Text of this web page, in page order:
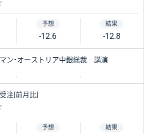
-12.6 -12.8
ン・オーストリア中銀総裁 講演
注[前月比]